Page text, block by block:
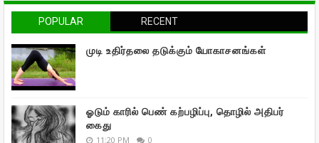
POPULAR RECENT
முடி உதிர்தலை தடுக்கும் யோகாசனங்கள்
ஓடும் காரில் பெண் கற்பழிப்பு, தொழில் அதிபர்
கைது
11:20 PM 0